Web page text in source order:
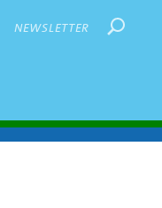
NEWSLETTER